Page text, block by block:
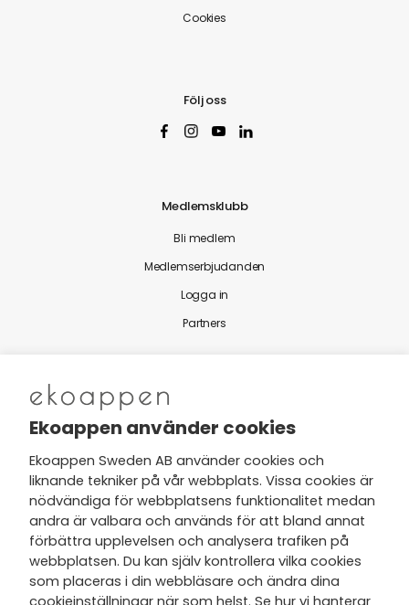
Cookies
Följ oss
Medlemsklubb
Bli medlem
Medlemserbjudanden
Logga in
Partners
Nytt från Ekoappen
Jag har tagit del av Ekoappens
personuppgifts- och
integritetspolicyoch tar gärna del
av nyheter, hälsotips och exklusiva
erbjudanden via min e-post.
Ekoappen använder cookies
Ekoappen Sweden AB använder cookies och
liknande tekniker på vår webbplats. Vissa cookies är
nödvändiga för webbplatsens funktionalitet medan
andra är valbara och används för att bland annat
förbättra upplevelsen och analysera trafiken på
webbplatsen. Du kan själv kontrollera vilka cookies
som placeras i din webbläsare och ändra dina
cookieinställningar när som helst. Se hur vi hanterar